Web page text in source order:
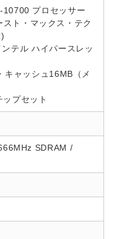
プロセッサー
ト・マックス・テク
テル ハイパースレッ
キャッシュ16MB（メ
プセット
SDRAM /